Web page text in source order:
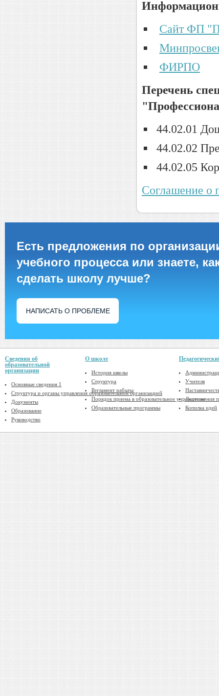
Сайт ФП
ФИРПО
Перечень
44.02.01
44.02.02
44.02.05
Соглашение о
Есть предложения по
учебного процесса или знаете,
сделать школу лучше?
НАПИСАТЬ О ПРОБЛЕМЕ
Сведения об
образовательной
организации
Основные сведения 1
Структура и органы управления образовательной организацией
Документы
Образование
Руководство
О школе
История школы
Структура
Регламент работы
Порядок приема в образовательное учреждение
Образовательные программы
Учителя
Достижения
Копилка идей